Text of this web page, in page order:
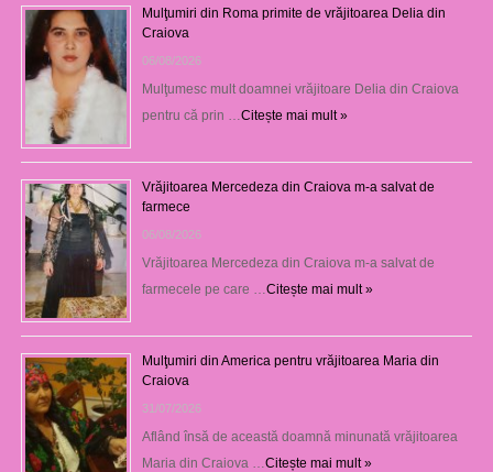
Mulţumiri din Roma primite de vrăjitoarea Delia din
Craiova
06/08/2026
Mulţumesc mult doamnei vrăjitoare Delia din Craiova
pentru că prin … Citește mai mult »
Vrăjitoarea Mercedeza din Craiova m-a salvat de
farmece
06/08/2026
Vrăjitoarea Mercedeza din Craiova m-a salvat de
farmecele pe care … Citește mai mult »
Mulţumiri din America pentru vrăjitoarea Maria din
Craiova
31/07/2026
Aflând însă de această doamnă minunată vrăjitoarea
Maria din Craiova … Citește mai mult »